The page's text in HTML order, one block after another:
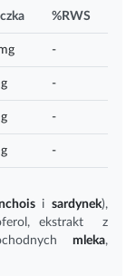
%RWS
-
-
-
-
i sardynek),
ekstrakt z
mleka,